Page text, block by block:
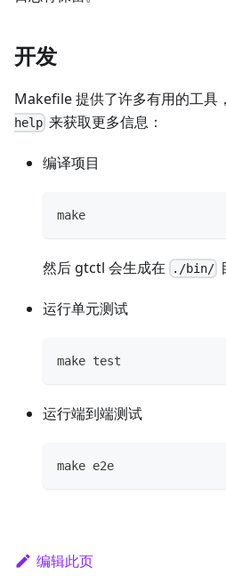
开发
Makefile 提供了许多有用的工具
help 来获取更多信息：
编译项目
make
然后 gtctl 会生成在 ./bin/
运行单元测试
make test
运行端到端测试
make e2e
编辑此页